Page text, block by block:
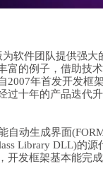
软件团队提供强大
富的例子，借助技
2007年首发开发框
过十年的产品迭代
动生成界面
Library DLL)的
开发框架基本能完